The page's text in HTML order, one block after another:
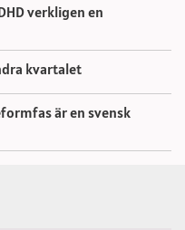
verkligen en
kvartalet
är en svensk